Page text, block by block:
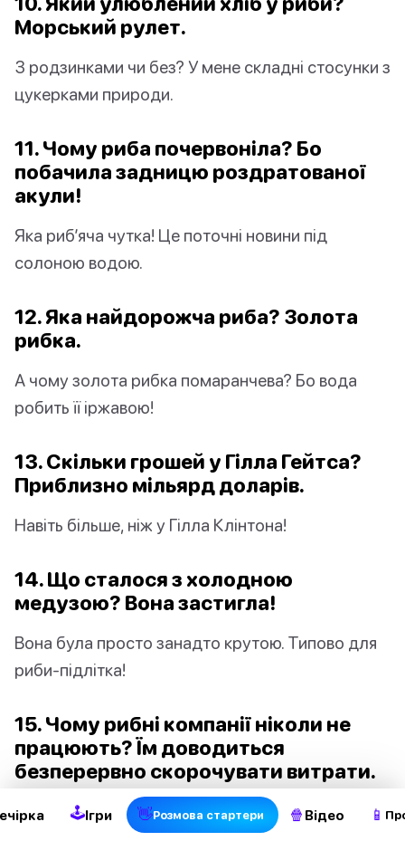
Морський рулет.
З родзинками чи без? У мене складні стосунки з
цукерками природи.
11. Чому риба почервоніла? Бо
побачила задницю роздратованої
акули!
Яка риб’яча чутка! Це поточні новини під
солоною водою.
12. Яка найдорожча риба? Золота
рибка.
А чому золота рибка помаранчева? Бо вода
робить її іржавою!
13. Скільки грошей у Гілла Гейтса?
Приблизно мільярд доларів.
Навіть більше, ніж у Гілла Клінтона!
14. Що сталося з холодною
медузою? Вона застигла!
Вона була просто занадто крутою. Типово для
риби-підлітка!
15. Чому рибні компанії ніколи не
працюють? Їм доводиться
безперервно скорочувати витрати.
Б’юся об заклад, найшвидша риба могла б
🕹Ігри 👋Pозмова стартери 🍿 Відео 📱